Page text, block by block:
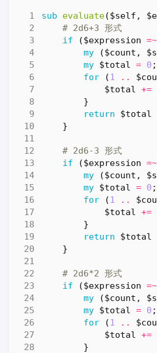
sub evaluate($self,
# 2d6+3 形式
if
($expression =~
my
($count ,
my $total = 0 ;
for
( 1 ..
$total +=
}
return
$total
}
# 2d6-3 形式
if
($expression =~
my
($count ,
my $total = 0 ;
for
( 1 ..
$total +=
}
return
$total
}
# 2d6*2 形式
if
($expression =~
my
($count ,
my $total = 0 ;
for
( 1 ..
$total +=
}